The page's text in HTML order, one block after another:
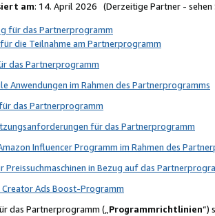
am: 14. April 2026 (Derzeitige Partner - sehen
für das Partnerprogramm
die Teilnahme am Partnerprogramm
das Partnerprogramm
Anwendungen im Rahmen des Partnerprogramms
das Partnerprogramm
für das Partnerprogramm
Influencer Programm im Rahmen des
in Bezug auf das
Ads Boost-Programm
das Partnerprogramm („Programmrichtlinien“)